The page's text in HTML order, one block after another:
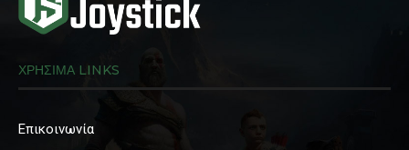
ΧΡΗΣΙΜΑ LINKS
Επικοινωνία